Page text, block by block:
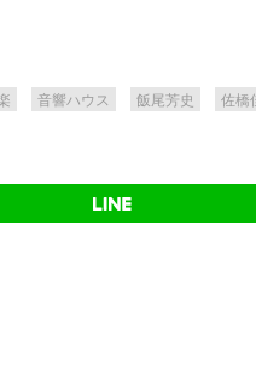
音響ハウス 飯尾芳史 佐橋